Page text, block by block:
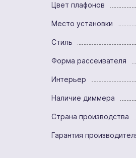
Цвет плафонов
Место установки
Стиль
Форма рассеивателя
Интерьер
Наличие диммера
Страна производства
Гарантия